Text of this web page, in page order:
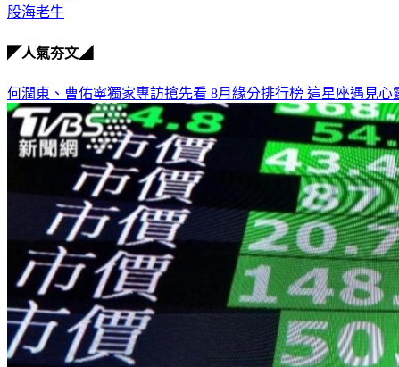
股海老牛
◤人氣夯文◢
何潤東、曹佑寧獨家專訪搶先看 8月緣分排行榜 這星座遇見心